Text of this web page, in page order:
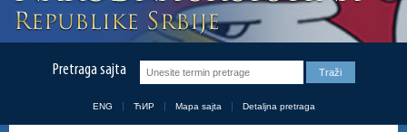
Pretraga sajta
ENG ЋИР Mapa sajta Detaljna pretraga